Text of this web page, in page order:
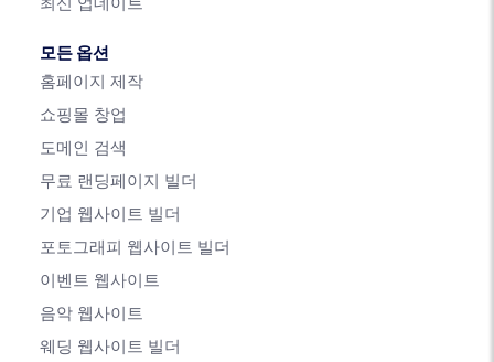
모든 옵션
홈페이지 제작
쇼핑몰 창업
도메인 검색
무료 랜딩페이지 빌더
기업 웹사이트 빌더
포토그래피 웹사이트 빌더
이벤트 웹사이트
음악 웹사이트
웨딩 웹사이트 빌더